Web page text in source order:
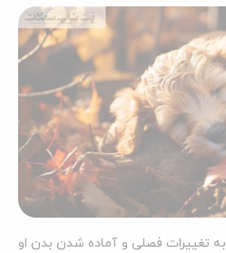
به تغییرات فصلی و آماده شدن بدن او